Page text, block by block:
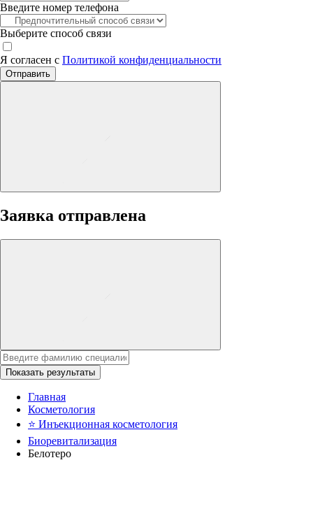
Введите номер телефона
Выберите способ связи
Я согласен с Политикой конфиденциальности
Отправить
Заявка отправлена
Показать результаты
Главная
Косметология
⭐ Инъекционная косметология
Биоревитализация
Белотеро